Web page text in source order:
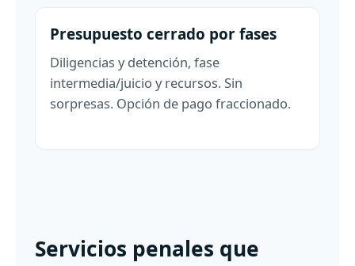
Presupuesto cerrado por fases
Diligencias y detención, fase
intermedia/juicio y recursos. Sin
sorpresas. Opción de pago fraccionado.
Servicios penales que